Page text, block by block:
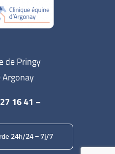
de Pringy
16 41 –
24h/24 – 7j/7